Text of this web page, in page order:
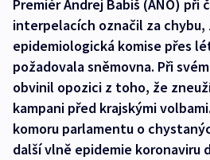
Premiér Andrej Babiš (ANO)
interpelacích označil za chybu,
epidemiologická komise přes
požadovala sněmovna. Při
obvinil opozici z toho, že
kampani před krajskými
komoru parlamentu o
další vlně epidemie koronaviru